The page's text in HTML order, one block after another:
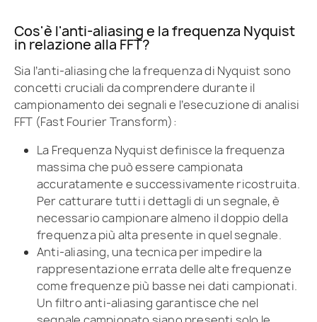
Cos'è l'anti-aliasing e la frequenza Nyquist
in relazione alla FFT?
Sia l’anti-aliasing che la frequenza di Nyquist sono
concetti cruciali da comprendere durante il
campionamento dei segnali e l’esecuzione di analisi
FFT (Fast Fourier Transform):
La Frequenza Nyquist definisce la frequenza
massima che può essere campionata
accuratamente e successivamente ricostruita.
Per catturare tutti i dettagli di un segnale, è
necessario campionare almeno il doppio della
frequenza più alta presente in quel segnale.
Anti-aliasing, una tecnica per impedire la
rappresentazione errata delle alte frequenze
come frequenze più basse nei dati campionati.
Un filtro anti-aliasing garantisce che nel